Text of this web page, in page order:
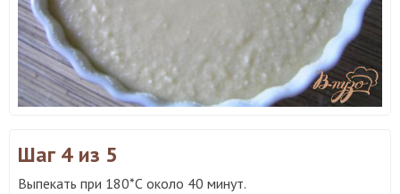
Шаг 4 из 5
Выпекать при 180*С около 40 минут.